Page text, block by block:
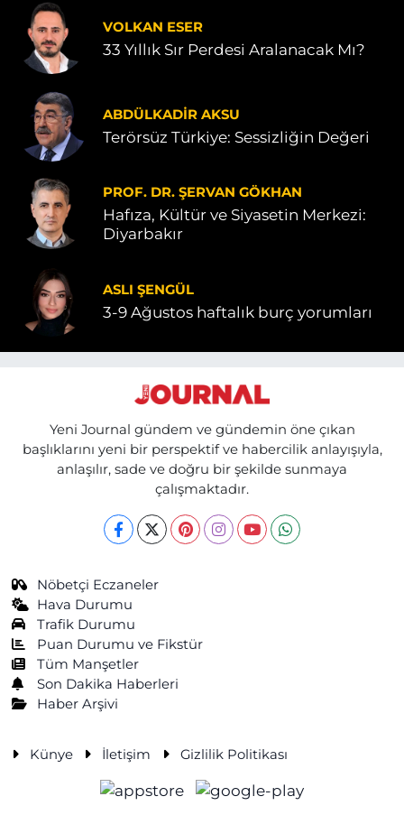
VOLKAN ESER
33 Yıllık Sır Perdesi Aralanacak Mı?
ABDÜLKADIR AKSU
Terörsüz Türkiye: Sessizliğin Değeri
PROF. DR. ŞERVAN GÖKHAN
Hafıza, Kültür ve Siyasetin Merkezi:
Diyarbakır
ASLI ŞENGÜL
3-9 Ağustos haftalık burç yorumları
Yeni Journal gündem ve gündemin öne çıkan
başlıklarını yeni bir perspektif ve habercilik anlayışıyla,
anlaşılır, sade ve doğru bir şekilde sunmaya
çalışmaktadır.
Nöbetçi Eczaneler
Hava Durumu
Trafik Durumu
Puan Durumu ve Fikstür
Tüm Manşetler
Son Dakika Haberleri
Haber Arşivi
Künye İletişim Gizlilik Politikası